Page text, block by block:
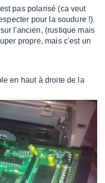
pas polarisé (ca veut
pour la soudure !).
l'ancien, (rustique mais
propre, mais c'est un
en haut à droite de la